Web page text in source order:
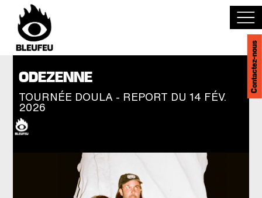
Découvrir BLEUFEU
Joindre l'équipe
Devenir partenaire
Événements
Contactez-nous
ODEZENNE
TOURNÉE DOULA - REPORT DU 14 FÉV.
2026